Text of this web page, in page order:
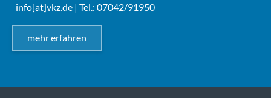
info[at]vkz.de | Tel.: 07042/91950
mehr erfahren